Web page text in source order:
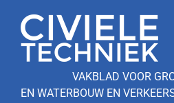
naar
inhoud
VAKBLAD VOOR
EN WATERBOUW EN